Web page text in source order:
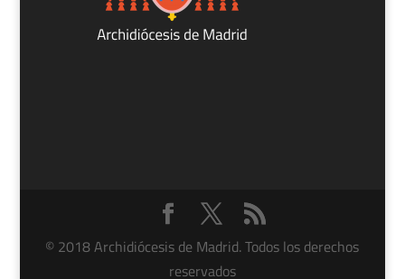
© 2018 Archidiócesis de Madrid. Todos los derechos
reservados